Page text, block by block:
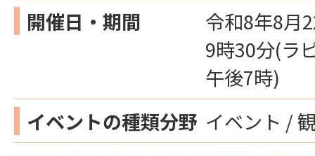
開催日・期間
令和8年8月
9時30分(ラ
午後7時)
イベントの種類分野 イベント /